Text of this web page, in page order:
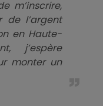
m’inscrire,
de l’argent
en Haute-
j’espère
monter un